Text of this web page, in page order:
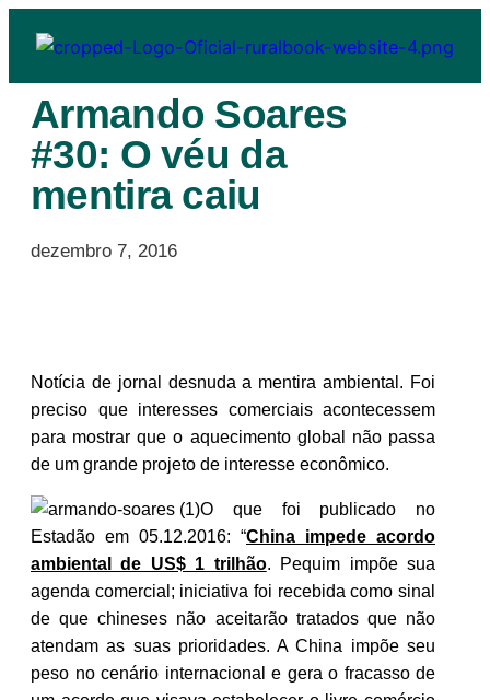
Armando Soares
#30: O véu da
mentira caiu
dezembro 7, 2016
Notícia de jornal desnuda a mentira ambiental. Foi
preciso que interesses comerciais acontecessem
para mostrar que o aquecimento global não passa
de um grande projeto de interesse econômico.
O que foi publicado no
Estadão em 05.12.2016: “China impede acordo
ambiental de US$ 1 trilhão. Pequim impõe sua
agenda comercial; iniciativa foi recebida como sinal
de que chineses não aceitarão tratados que não
atendam as suas prioridades. A China impõe seu
peso no cenário internacional e gera o fracasso de